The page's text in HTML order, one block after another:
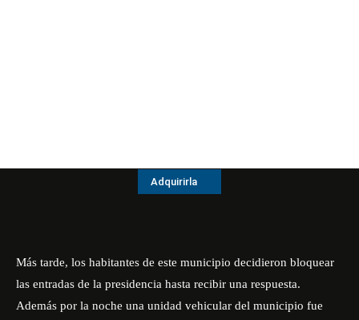
Adquirirla
Más tarde, los habitantes de este municipio decidieron bloquear
las entradas de la presidencia hasta recibir una respuesta.
Además por la noche una unidad vehicular del municipio fue